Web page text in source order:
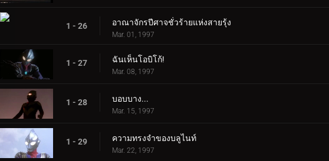
1 - 26 อาณาจักรปีศาจชั่วร้ายแห่งสายรุ้ง
Mar. 01, 1997
1 - 27 ฉันเห็นโอบิโก้!
Mar. 08, 1997
1 - 28 บอบบาง...
Mar. 15, 1997
1 - 29 ความทรงจำของบลูไนท์
Mar. 22, 1997